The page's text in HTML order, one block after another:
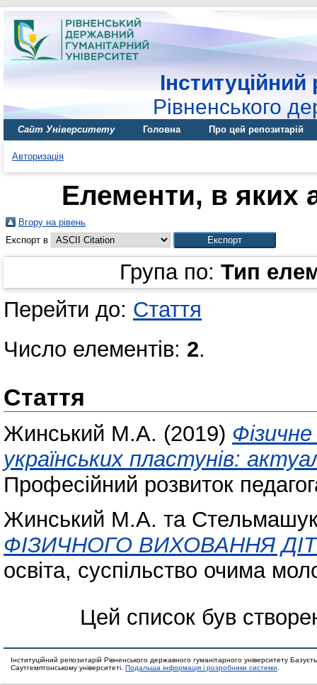
Інституційний
Рівненського
Сайт Університету Головна Про цей репозитарій
Авторизація
Елементи, в яких
Вгору на рівень
Експорт в
Група по: Тип
Перейти до: Стаття
Число елементів: 2.
Стаття
Жинський М.А. (2019)
українських пластунів:
Професійний розвиток
Жинський М.А. та
ФІЗИЧНОГО ВИХОВАННЯ
освіта, суспільство очима
Цей список був
Інституційний репозитарій Рівненського державного гуманітарного університету
Саутгемптонському університеті. Подальша інформація і розробники системи